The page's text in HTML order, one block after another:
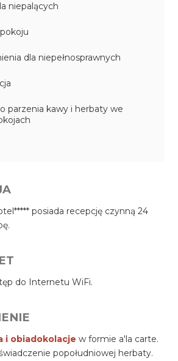
niepalących
dla niepełnosprawnych
parzenia kawy i herbaty we
posiada recepcję czynną 24
do Internetu WiFi.
i obiadokolacjew formie a'la carte.
popołudniowej herbaty.